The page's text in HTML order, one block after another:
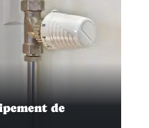
de